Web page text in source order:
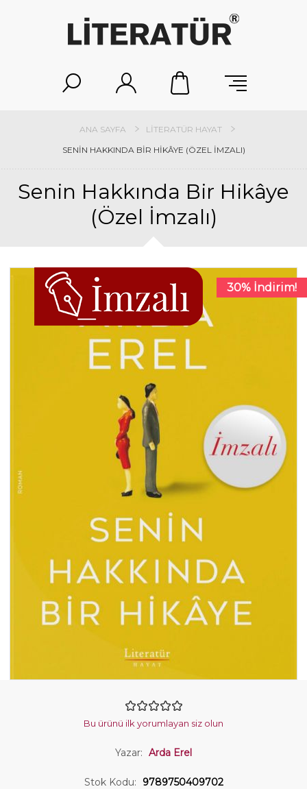
ANA SAYFA
LITERATÜR HAYAT
SENIN HAKKINDA BIR HIKÂYE (ÖZEL İMZALI)
Senin Hakkında Bir Hikâye
(Özel İmzalı)
30% İndirim!
Bu ürünü ilk yorumlayan siz olun
Yazar: Arda Erel
Stok Kodu: 9789750409702